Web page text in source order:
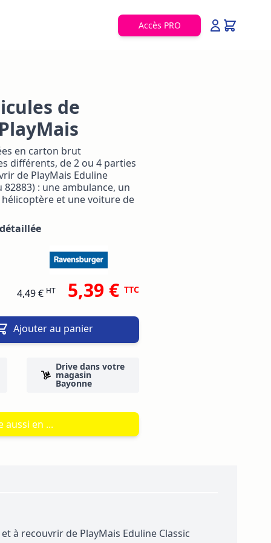
Accès PRO
de
en carton brut
différents, de 2 ou 4 parties
de PlayMais Eduline
82883) : une ambulance, un
et une voiture de
4,49 € HT 5,39 € TTC
Ajouter au panier
Drive dans votre
magasin
Bayonne
aussi en ...
à recouvrir de PlayMais Eduline Classic